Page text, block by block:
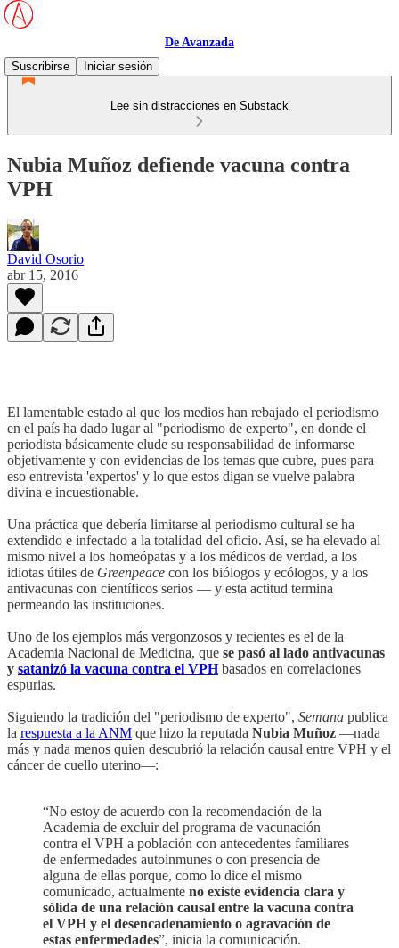
De Avanzada
Suscribirse
Iniciar sesión
Lee sin distracciones en Substack
Nubia Muñoz defiende vacuna contra
VPH
David Osorio
abr 15, 2016
El lamentable estado al que los medios han rebajado el periodismo
en el país ha dado lugar al "periodismo de experto", en donde el
periodista básicamente elude su responsabilidad de informarse
objetivamente y con evidencias de los temas que cubre, pues para
eso entrevista 'expertos' y lo que estos digan se vuelve palabra
divina e incuestionable.
Una práctica que debería limitarse al periodismo cultural se ha
extendido e infectado a la totalidad del oficio. Así, se ha elevado al
mismo nivel a los homeópatas y a los médicos de verdad, a los
idiotas útiles de Greenpeace con los biólogos y ecólogos, y a los
antivacunas con científicos serios — y esta actitud termina
permeando las instituciones.
Uno de los ejemplos más vergonzosos y recientes es el de la
Academia Nacional de Medicina, que se pasó al lado antivacunas
y satanizó la vacuna contra el VPHbasados en correlaciones
espurias.
Siguiendo la tradición del "periodismo de experto", Semana publica
la respuesta a la ANM que hizo la reputada Nubia Muñoz —nada
más y nada menos quien descubrió la relación causal entre VPH y el
cáncer de cuello uterino—:
“No estoy de acuerdo con la recomendación de la
Academia de excluir del programa de vacunación
contra el VPH a población con antecedentes familiares
de enfermedades autoinmunes o con presencia de
alguna de ellas porque, como lo dice el mismo
comunicado, actualmente no existe evidencia clara y
sólida de una relación causal entre la vacuna contra
el VPH y el desencadenamiento o agravación de
estas enfermedades”, inicia la comunicación.